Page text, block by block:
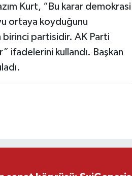
Kurt, “Bu karar demokrasi
ortaya koyduğunu
birinci partisidir. AK Parti
ifadelerini kullandı. Başkan